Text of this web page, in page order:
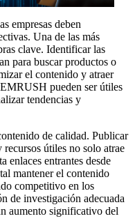
empresas deben
Una de las más
clave. Identificar las
para buscar productos o
el contenido y atraer
pueden ser útiles
tendencias y
de calidad. Publicar
útiles no solo atrae
enlaces entrantes desde
mantener el contenido
competitivo en los
de investigación adecuada
aumento significativo del